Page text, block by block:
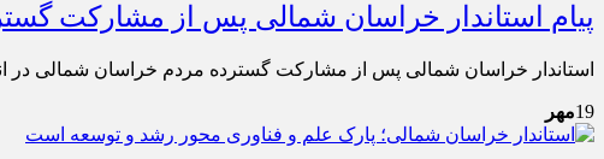
پیام استاندار خراسان شمالی پس از مشارکت
استاندار خراسان شمالی پس از مشارکت گسترده مردم خراسان شمالی در
19مهر